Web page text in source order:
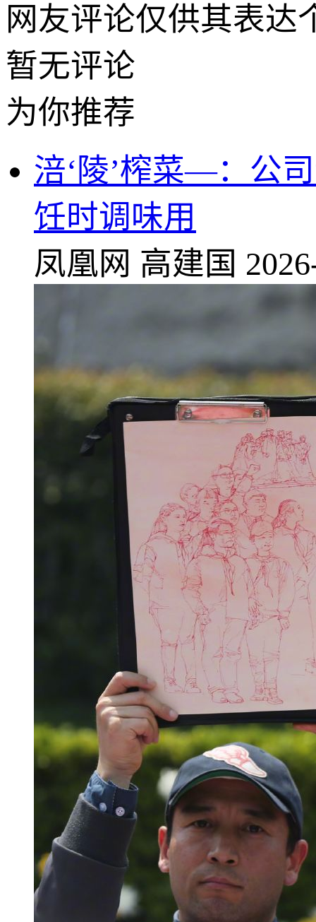
网友评论仅供其表达
暂无评论
为你推荐
涪‘陵’榨菜—：公
饪时调味用
凤凰网 高建国